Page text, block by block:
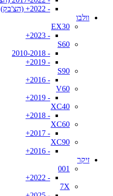
- 2022+ (הצ'בק)
וולבו
EX30
- 2023+
S60
- 2010-2018
- 2019+
S90
- 2016+
V60
- 2019+
XC40
- 2018+
XC60
- 2017+
XC90
- 2016+
זיקר
001
- 2022+
7X